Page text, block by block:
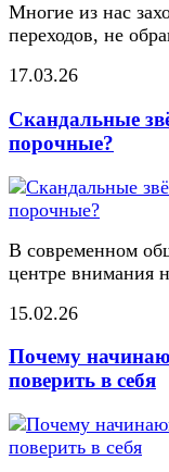
Многие из нас
переходов, не
17.03.26
Скандальные
порочные?
В современном
центре внимания
15.02.26
Почему
поверить в себя